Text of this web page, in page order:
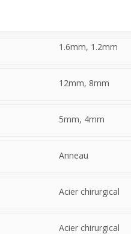
cristal rouge est un choix
1.6mm, 1.2mm
12mm, 8mm
5mm, 4mm
Anneau
Acier chirurgical
Acier chirurgical